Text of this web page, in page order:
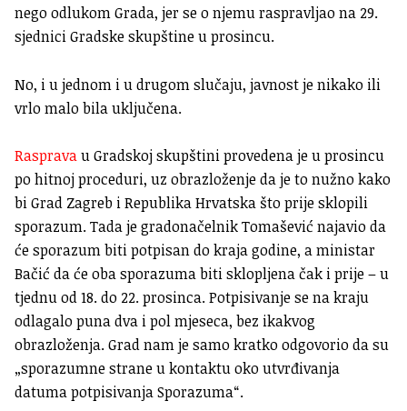
nego odlukom Grada, jer se o njemu raspravljao na 29.
sjednici Gradske skupštine u prosincu.
No, i u jednom i u drugom slučaju, javnost je nikako ili
vrlo malo bila uključena.
Raspravau Gradskoj skupštini provedena je u prosincu
po hitnoj proceduri, uz obrazloženje da je to nužno kako
bi Grad Zagreb i Republika Hrvatska što prije sklopili
sporazum. Tada je gradonačelnik Tomašević najavio da
će sporazum biti potpisan do kraja godine, a ministar
Bačić da će oba sporazuma biti sklopljena čak i prije – u
tjednu od 18. do 22. prosinca. Potpisivanje se na kraju
odlagalo puna dva i pol mjeseca, bez ikakvog
obrazloženja. Grad nam je samo kratko odgovorio da su
„sporazumne strane u kontaktu oko utvrđivanja
datuma potpisivanja Sporazuma“.